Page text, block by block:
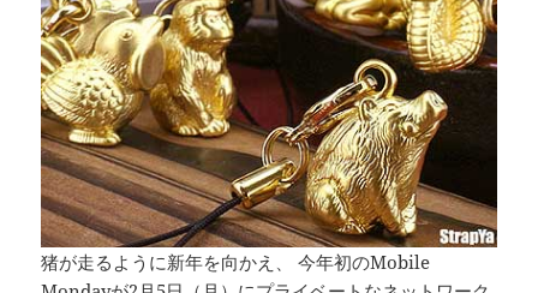
猪が走るように新年を向かえ、 今年初のMobile